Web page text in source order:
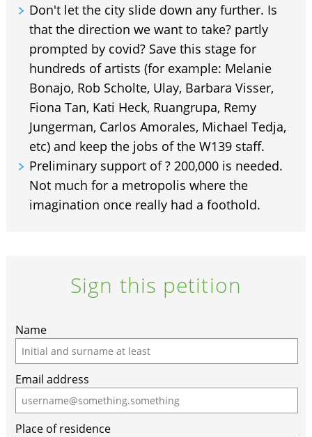
Don't let the city slide down any further. Is
that the direction we want to take? partly
prompted by covid? Save this stage for
hundreds of artists (for example: Melanie
Bonajo, Rob Scholte, Ulay, Barbara Visser,
Fiona Tan, Kati Heck, Ruangrupa, Remy
Jungerman, Carlos Amorales, Michael Tedja,
etc) and keep the jobs of the W139 staff.
Preliminary support of ? 200,000 is needed.
Not much for a metropolis where the
imagination once really had a foothold.
Sign this petition
Name
Email address
Place of residence